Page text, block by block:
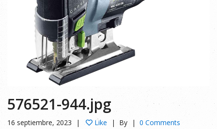
576521-944.jpg
16 septiembre, 2023 Like By 0 Comments